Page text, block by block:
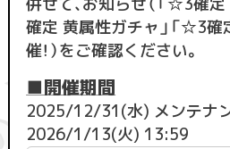
確定 黄属性ガチャ」「☆3確
催！）をご確認ください。
■開催期間
2025/12/31(水) メンテナ
2026/1/13(火) 13:59